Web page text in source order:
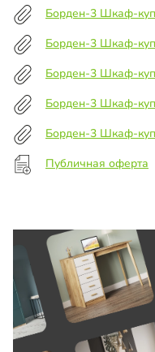
Борден-3 Шкаф-
Борден-3 Шкаф-
Борден-3 Шкаф-
Борден-3 Шкаф-
Борден-3 Шкаф-
Публичная оферта